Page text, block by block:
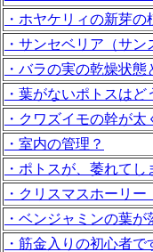
・ホヤケリィの新芽の
・サンセベリア（サ
・バラの実の乾燥状態
・葉がないポトスはど
・クワズイモの幹が太
・室内の管理？
・ポトスが、萎れてし
・クリスマスホーリ
・ベンジャミンの葉が
・筋金入りの初心者で